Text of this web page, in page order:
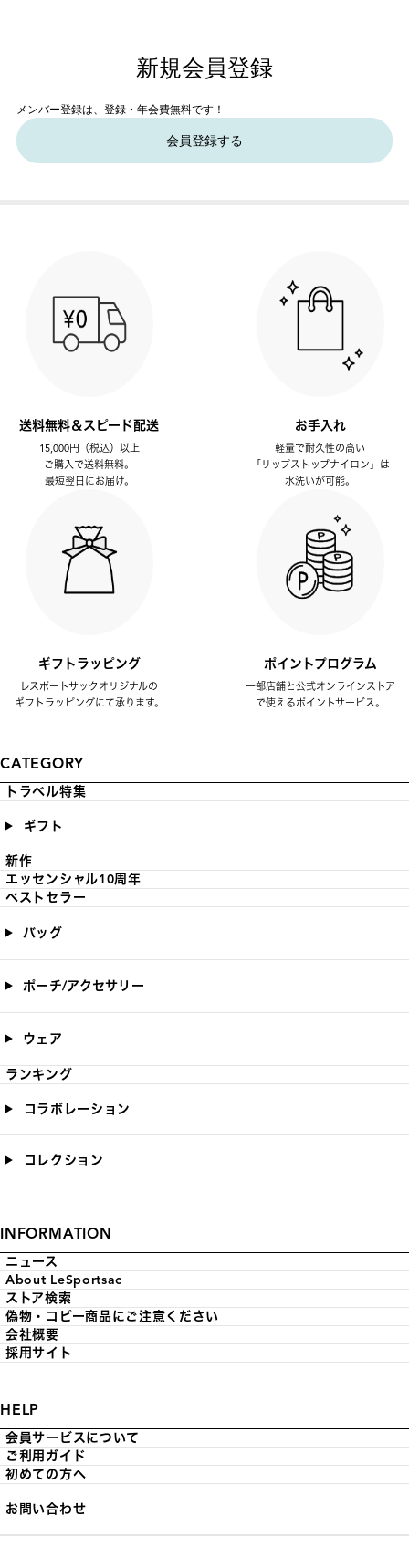
新規会員登録
メンバー登録は、登録・年会費無料です！
会員登録する
送料無料＆スピード配送
15,000円（税込）以上
ご購入で送料無料。
最短翌日にお届け。
お手入れ
軽量で耐久性の高い
「リップストップナイロン」は
水洗いが可能。
ギフトラッピング
レスポートサックオリジナルの
ギフトラッピングにて承ります。
ポイントプログラム
一部店舗と公式オンラインストア
で使えるポイントサービス。
CATEGORY
トラベル特集
ギフト
新作
エッセンシャル10周年
ベストセラー
バッグ
ポーチ/アクセサリー
ウェア
ランキング
コラボレーション
コレクション
INFORMATION
ニュース
About LeSportsac
ストア検索
偽物・コピー商品にご注意ください
会社概要
採用サイト
HELP
会員サービスについて
ご利用ガイド
初めての方へ
お問い合わせ